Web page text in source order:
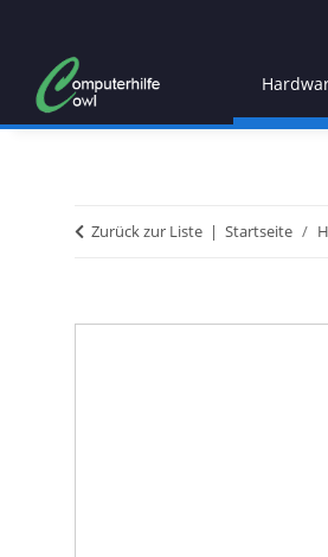
Zurück zur Liste Startseite